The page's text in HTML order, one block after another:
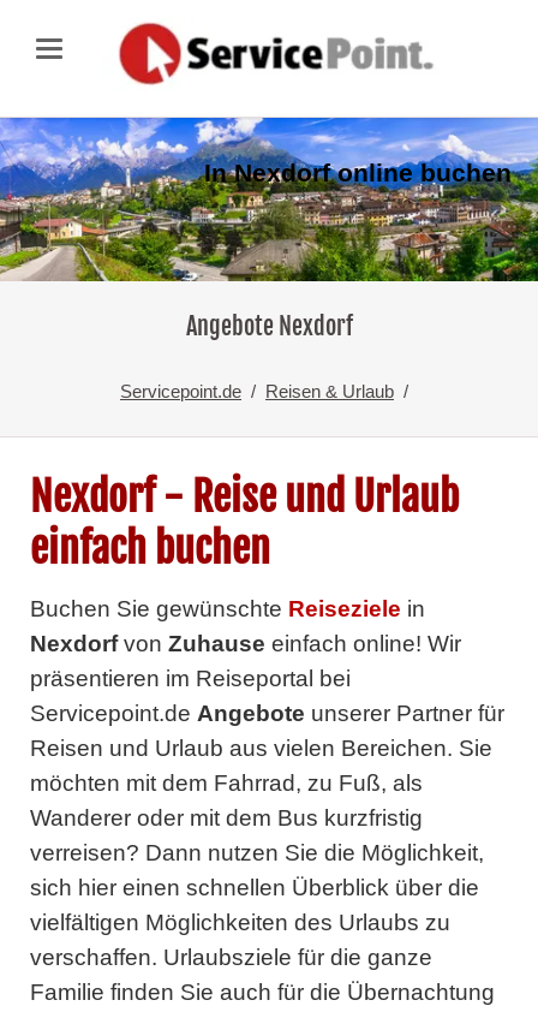
In Nexdorf online buchen
Angebote Nexdorf
Servicepoint.de Reisen & Urlaub
Nexdorf - Reise und Urlaub
einfach buchen
Buchen Sie gewünschte Reiseziele in
Nexdorfvon Zuhause einfach online! Wir
präsentieren im Reiseportal bei
Servicepoint.de Angebote unserer Partner für
Reisen und Urlaub aus vielen Bereichen. Sie
möchten mit dem Fahrrad, zu Fuß, als
Wanderer oder mit dem Bus kurzfristig
verreisen? Dann nutzen Sie die Möglichkeit,
sich hier einen schnellen Überblick über die
vielfältigen Möglichkeiten des Urlaubs zu
verschaffen. Urlaubsziele für die ganze
Familie finden Sie auch für die Übernachtung